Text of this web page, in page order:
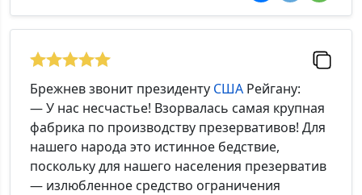
Брежнев звонит президенту США Рейгану:
— У нас несчастье! Взорвалась самая крупная
фабрика по производству презервативов! Для
нашего народа это истинное бедствие,
поскольку для нашего населения презерватив
— излюбленное средство ограничения